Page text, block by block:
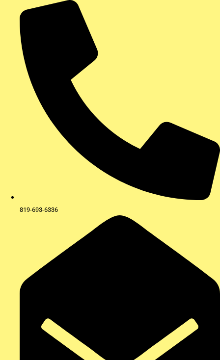
contenu
819-693-6336